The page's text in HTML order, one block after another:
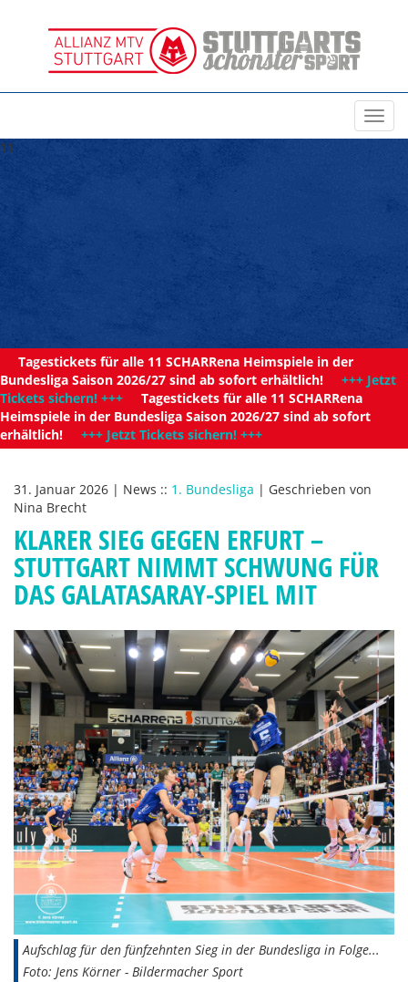
11
Tagestickets für alle 11 SCHARRena Heimspiele in der
Bundesliga Saison 2026/27 sind ab sofort erhältlich! +++ Jetzt
Tickets sichern! +++ Tagestickets für alle 11 SCHARRena
Heimspiele in der Bundesliga Saison 2026/27 sind ab sofort
erhältlich! +++ Jetzt Tickets sichern! +++
31. Januar 2026 | News :: 1. Bundesliga | Geschrieben von
Nina Brecht
KLARER SIEG GEGEN ERFURT –
STUTTGART NIMMT SCHWUNG FÜR
DAS GALATASARAY-SPIEL MIT
Aufschlag für den fünfzehnten Sieg in der Bundesliga in Folge...
Foto: Jens Körner - Bildermacher Sport